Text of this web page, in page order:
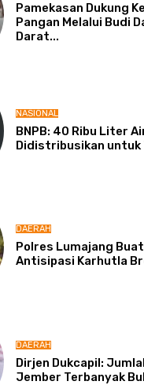
Pamekasan Dukung
Pangan Melalui Budi
Darat...
NASIONAL
BNPB: 40 Ribu Liter
Didistribusikan untuk
DAERAH
Polres Lumajang
Antisipasi Karhutla
DAERAH
Dirjen Dukcapil:
Jember Terbanyak